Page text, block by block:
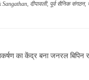
Sangathan, दीपावली, पूर्व सैनिक संगठन,
का केंद्र बना जनरल बिपिन